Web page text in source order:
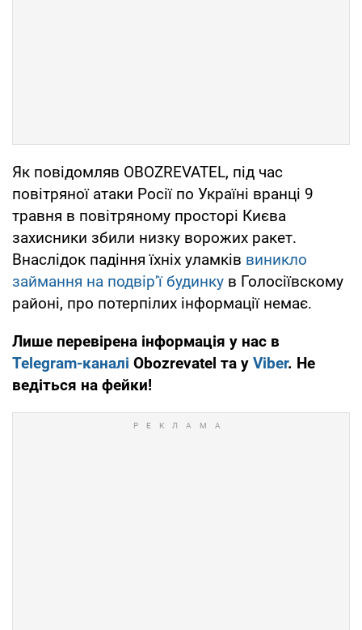
Як повідомляв OBOZREVATEL, під час
повітряної атаки Росії по Україні вранці 9
травня в повітряному просторі Києва
захисники збили низку ворожих ракет.
Внаслідок падіння їхніх уламків виникло
займання на подвір’ї будинку в Голосіївскому
районі, про потерпілих інформації немає.
Лише перевірена інформація у нас в
Telegram-каналі Obozrevatel та у Viber. Не
ведіться на фейки!